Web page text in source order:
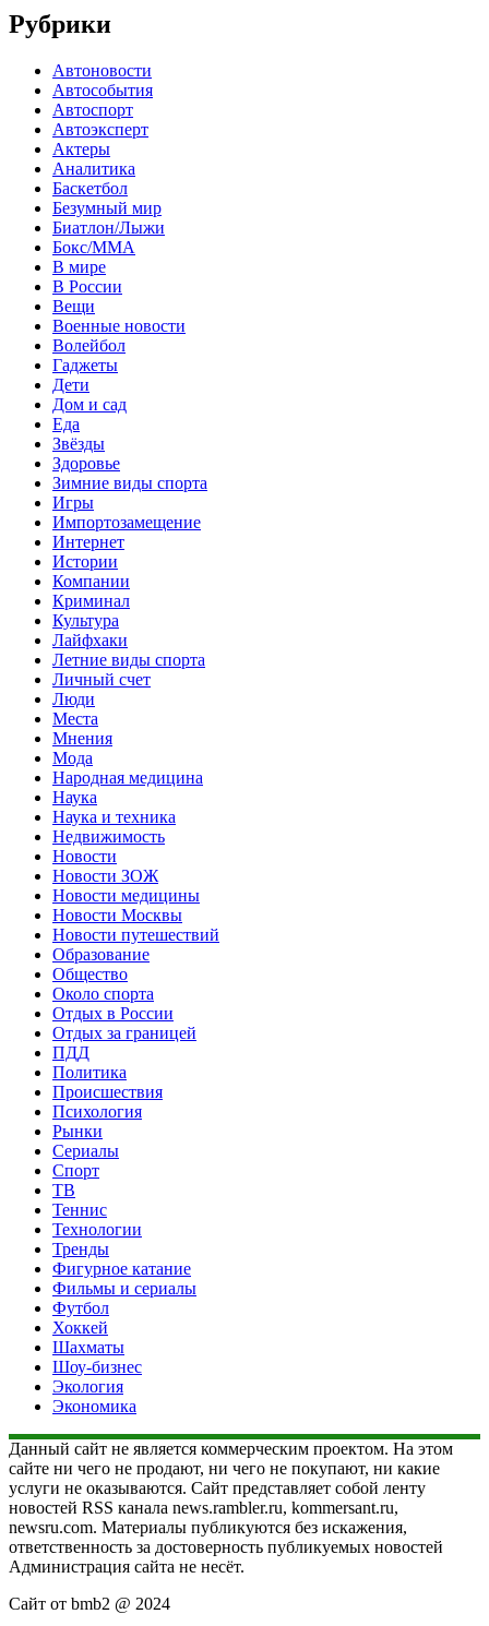
Рубрики
Автоновости
Автособытия
Автоспорт
Автоэксперт
Актеры
Аналитика
Баскетбол
Безумный мир
Биатлон/Лыжи
Бокс/MMA
В мире
В России
Вещи
Военные новости
Волейбол
Гаджеты
Дети
Дом и сад
Еда
Звёзды
Здоровье
Зимние виды спорта
Игры
Импортозамещение
Интернет
Истории
Компании
Криминал
Культура
Лайфхаки
Летние виды спорта
Личный счет
Люди
Места
Мнения
Мода
Народная медицина
Наука
Наука и техника
Недвижимость
Новости
Новости ЗОЖ
Новости медицины
Новости Москвы
Новости путешествий
Образование
Общество
Около спорта
Отдых в России
Отдых за границей
ПДД
Политика
Происшествия
Психология
Рынки
Сериалы
Спорт
ТВ
Теннис
Технологии
Тренды
Фигурное катание
Фильмы и сериалы
Футбол
Хоккей
Шахматы
Шоу-бизнес
Экология
Экономика
Данный сайт не является коммерческим проектом. На этом
сайте ни чего не продают, ни чего не покупают, ни какие
услуги не оказываются. Сайт представляет собой ленту
новостей RSS канала news.rambler.ru, kommersant.ru,
newsru.com. Материалы публикуются без искажения,
ответственность за достоверность публикуемых новостей
Администрация сайта не несёт.
Сайт от bmb2 @ 2024